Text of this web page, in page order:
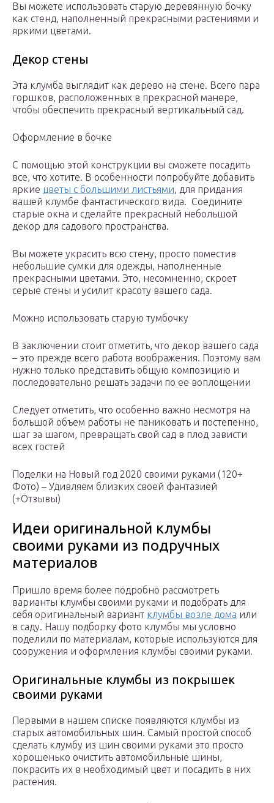
Вы можете использовать старую деревянную бочку
как стенд, наполненный прекрасными растениями и
яркими цветами.
Декор стены
Эта клумба выглядит как дерево на стене. Всего пара
горшков, расположенных в прекрасной манере,
чтобы обеспечить прекрасный вертикальный сад.
Оформление в бочке
С помощью этой конструкции вы сможете посадить
все, что хотите. В особенности попробуйте добавить
яркие цветы с большими листьями, для придания
вашей клумбе фантастического вида. Соедините
старые окна и сделайте прекрасный небольшой
декор для садового пространства.
Вы можете украсить всю стену, просто поместив
небольшие сумки для одежды, наполненные
прекрасными цветами. Это, несомненно, скроет
серые стены и усилит красоту вашего сада.
Можно использовать старую тумбочку
В заключении стоит отметить, что декор вашего сада
– это прежде всего работа воображения. Поэтому вам
нужно только представить общую композицию и
последовательно решать задачи по ее воплощении
Следует отметить, что особенно важно несмотря на
большой объем работы не паниковать и постепенно,
шаг за шагом, превращать свой сад в плод зависти
всех гостей
Поделки на Новый год 2020 своими руками (120+
Фото) – Удивляем близких своей фантазией
(+Отзывы)
Идеи оригинальной клумбы
своими руками из подручных
материалов
Пришло время более подробно рассмотреть
варианты клумбы своими руками и подобрать для
себя оригинальный вариант клумбы возле дома или
в саду. Нашу подборку фото клумбы мы условно
поделили по материалам, которые используются для
сооружения и оформления клумбы своими руками.
Оригинальные клумбы из покрышек
своими руками
Первыми в нашем списке появляются клумбы из
старых автомобильных шин. Самый простой способ
сделать клумбу из шин своими руками это просто
хорошенько очистить автомобильные шины,
покрасить их в необходимый цвет и посадить в них
растения.